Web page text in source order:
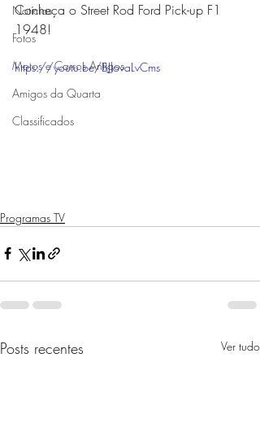
Notícias
Fotos
Motos e Carros Antigos
Amigos da Quarta
Classificados
Conheça o Street Rod Ford Pick-up F1
1948!
https://youtu.be/BJlovaLvCms
Programas TV
Posts recentes Ver tudo